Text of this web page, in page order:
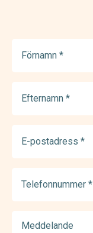
(Required)
(Required)
postadress
(Required)